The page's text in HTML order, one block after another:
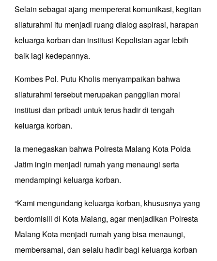
Selain sebagai ajang mempererat komunikasi, kegitan
silaturahmi itu menjadi ruang dialog aspirasi, harapan
keluarga korban dan institusi Kepolisian agar lebih
baik lagi kedepannya.
Kombes Pol. Putu Kholis menyampaikan bahwa
silaturahmi tersebut merupakan panggilan moral
institusi dan pribadi untuk terus hadir di tengah
keluarga korban.
Ia menegaskan bahwa Polresta Malang Kota Polda
Jatim ingin menjadi rumah yang menaungi serta
mendampingi keluarga korban.
“Kami mengundang keluarga korban, khususnya yang
berdomisili di Kota Malang, agar menjadikan Polresta
Malang Kota menjadi rumah yang bisa menaungi,
membersamai, dan selalu hadir bagi keluarga korban